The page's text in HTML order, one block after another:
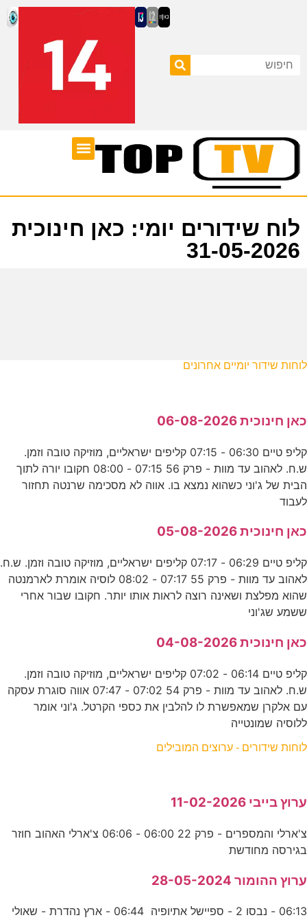
לוח שידורים יומי: כאן חינוכית
31-05-2026
לוחות שידור יומיים אחרונים
כאן חינוכית 06-08-2026
קליפ טיים 06:30 - 07:15 קליפים ישראליים, מוזיקה טובה וזמן.
ש.ח. לאהוב עד מוות - פרק 56 07:15 - 08:00 חקובו יורה לתוך
הבית של ג'וני כשהוא נמצא בו. אווה לא מסכימה שרנטה תחזור
לעבוד
כאן חינוכית 05-08-2026
קליפ טיים 06:29 - 07:17 קליפים ישראליים, מוזיקה טובה וזמן. ש.ח.
לאהוב עד מוות - פרק 55 07:17 - 08:02 לוסיה אומרת לארמנטה
שהוא מפלצת ושאינה רוצה לראות אותו יותר. חקובו שבור אחרי
ששמע שג'וני
כאן חינוכית 04-08-2026
קליפ טיים 06:14 - 07:02 קליפים ישראליים, מוזיקה טובה וזמן.
ש.ח. לאהוב עד מוות - פרק 54 07:02 - 07:47 אווה סוגרת עסקה
עם אלקרן שמאפשרת לו להלבין את כספי הקרטל. ג'וני אומר
ללוסיה שמונטייה
לוחות שידורים - ערוצים המובילים
ערוץ בייבי 11-02-2026
צ'ארלי והמספרים - פרק 22 06:00 - 06:06 צ'ארלי האהוב חוזר
בגירסה מחודשת
ערוץ ההומור 28-05-2024
06:13 - נבסו 2 - ספיישל אתיופיה 06:44 - ארץ נהדרת - שאולי